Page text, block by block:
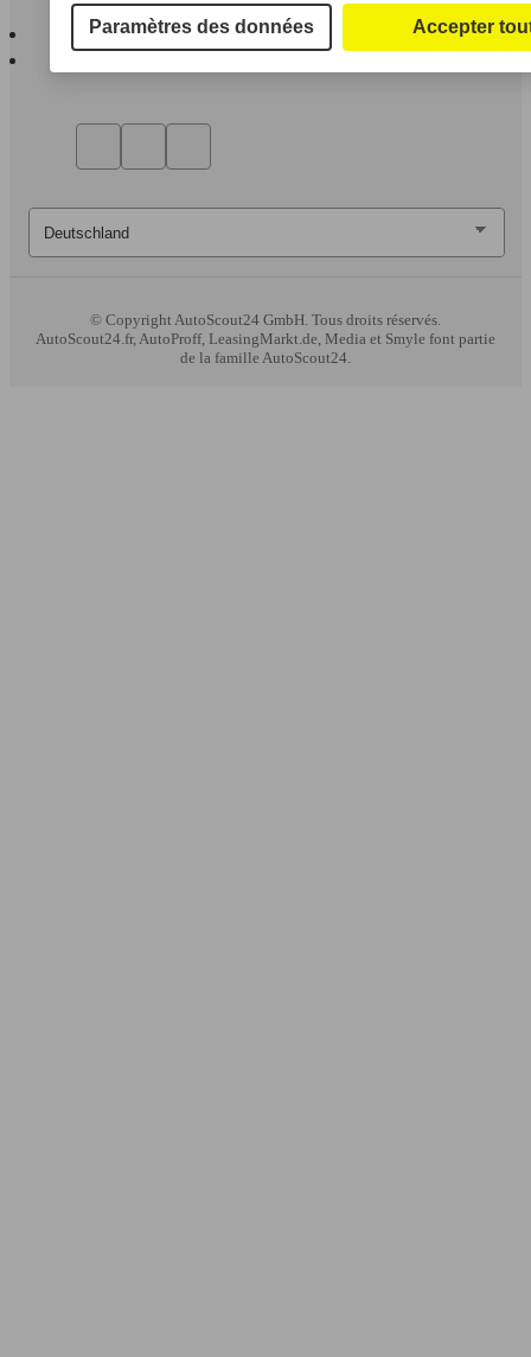
AutoScout24 pour iOS
AutoScout24 pour Android
© CopyrightAutoScout24 GmbH. Tous droits réservés.
AutoScout24.fr, AutoProff, LeasingMarkt.de, Media et Smyle font partie
de la famille AutoScout24.
Paramètres des données Accepter